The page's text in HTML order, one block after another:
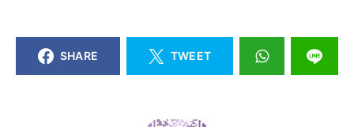
SHARE TWEET